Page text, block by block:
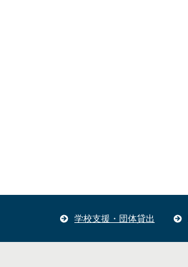
学校支援・団体貸出